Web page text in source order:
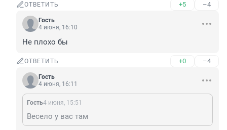
ОТВЕТИТЬ +5 –4
Гость
4 июня, 16:10
Не плохо бы
ОТВЕТИТЬ +0 –4
Гость
4 июня, 16:11
Гость4 июня, 15:51
Весело у вас там